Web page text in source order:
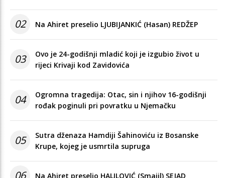
02 Na Ahiret preselio LJUBIJANKIĆ (Hasan) REDŽEP
03
Ovo je 24-godišnji mladić koji je izgubio život u
rijeci Krivaji kod Zavidovića
04
Ogromna tragedija: Otac, sin i njihov 16-godišnji
rođak poginuli pri povratku u Njemačku
05
Sutra dženaza Hamdiji Šahinoviću iz Bosanske
Krupe, kojeg je usmrtila supruga
06 Na Ahiret preselio HALILOVIĆ (Smajil) SEJAD